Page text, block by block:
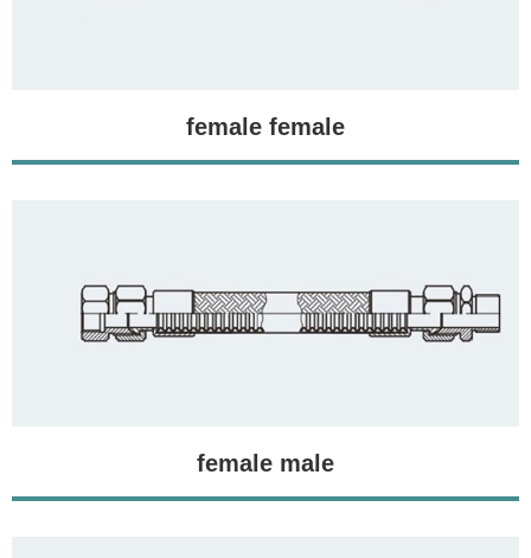
female female
female male